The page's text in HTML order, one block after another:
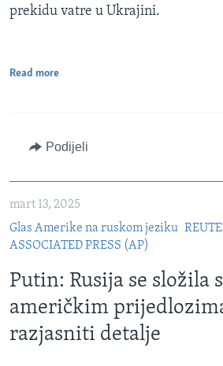
prekidu vatre u Ukrajini.
Read more
Podijeli
mart 13, 2025
Glas Amerike na ruskom jeziku
ASSOCIATED PRESS (AP)
Putin: Rusija se složila
američkim
razjasniti detalje